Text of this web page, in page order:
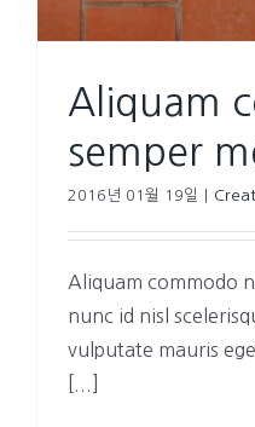
Aliquam
semper
2016년 01월 19일
Aliquam commodo
nunc id nisl
vulputate mauris